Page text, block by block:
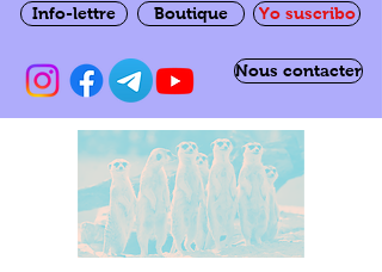
Info-lettre Boutique Yo suscribo
Nous contacter